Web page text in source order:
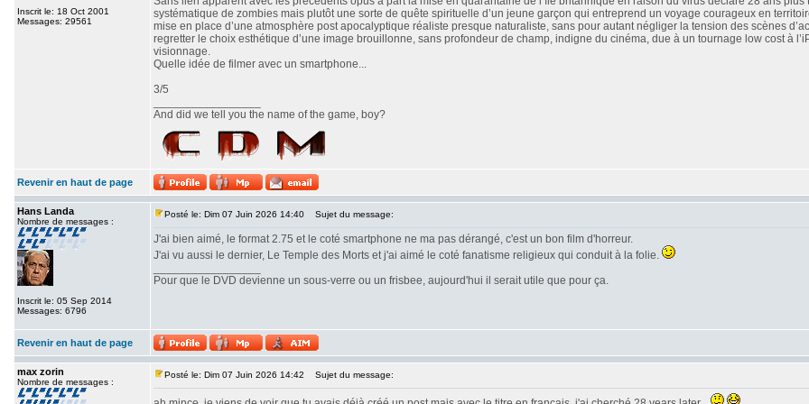
Inscrit le: 18 Oct 2001
Messages: 29561
systématique de zombies mais plutôt une sorte de quête spirituelle d’un jeune garçon qui entreprend un voyage courageux en
mise en place d’une atmosphère post apocalyptique réaliste presque naturaliste, sans pour autant négliger la tension des scènes
regretter le choix esthétique d’une image brouillonne, sans profondeur de champ, indigne du cinéma, due à un tournage low cost à
visionnage.
Quelle idée de filmer avec un smartphone...
3/5
And did we tell you the name of the game, boy?
Revenir en haut de page
Hans Landa
Nombre de messages :
Inscrit le: 05 Sep 2014
Messages: 6796
Posté le: Dim 07 Juin 2026 14:40 Sujet du message:
J'ai bien aimé, le format 2.75 et le coté smartphone ne ma pas dérangé, c'est un bon film d'horreur.
J'ai vu aussi le dernier, Le Temple des Morts et j'ai aimé le coté fanatisme religieux qui conduit à la folie.
Pour que le DVD devienne un sous-verre ou un frisbee, aujourd'hui il serait utile que pour ça.
Revenir en haut de page
max zorin
Nombre de messages :
Posté le: Dim 07 Juin 2026 14:42 Sujet du message: